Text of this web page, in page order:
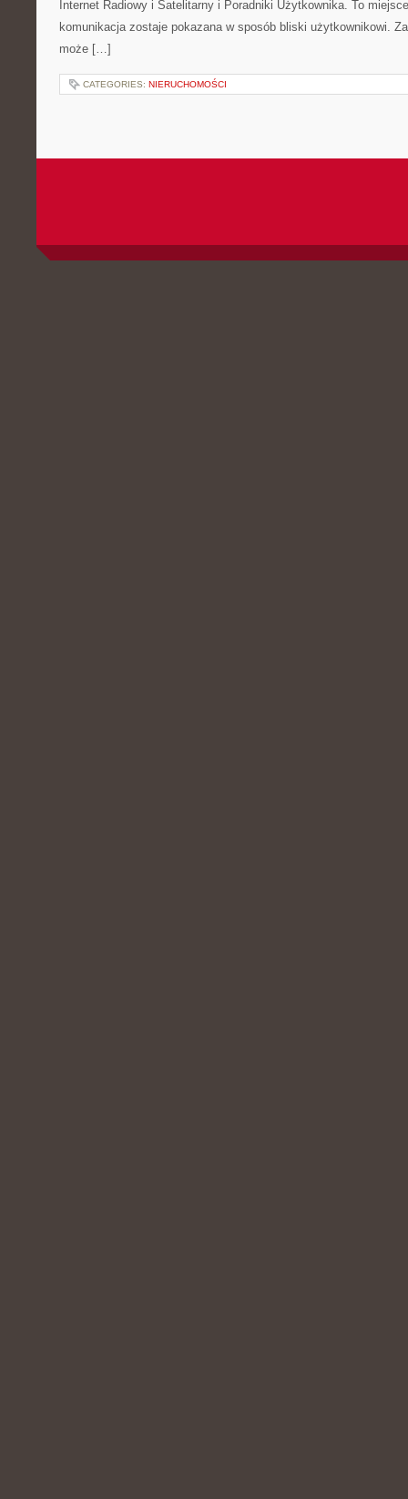
Internet Radiowy i Satelitarny i Poradniki Użytkownika. To
komunikacja zostaje pokazana w sposób bliski użytkownikowi.
może […]
CATEGORIES: NIERUCHOMOŚCI